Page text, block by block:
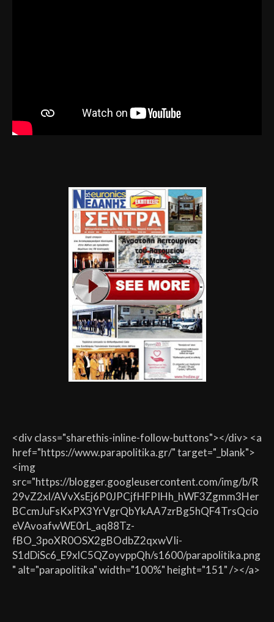
<div class="sharethis-inline-follow-buttons"></div> <a
href="https://www.parapolitika.gr/" target="_blank">
<img
src="https://blogger.googleusercontent.com/img/b/R
29vZ2xl/AVvXsEj6P0JPCjfHFPIHh_hWF3Zgmm3Her
BCcmJuFsKxPX3YrVgrQbYkAA7zrBg5hQF4TrsQcio
eVAvoafwWE0rL_aq88Tz-
fBO_3poXR0OSX2gBOdbZ2qxwVIi-
S1dDiSc6_E9xlC5QZoyvppQh/s1600/parapolitika.png
" alt="parapolitika" width="100%" height="151" /></a>